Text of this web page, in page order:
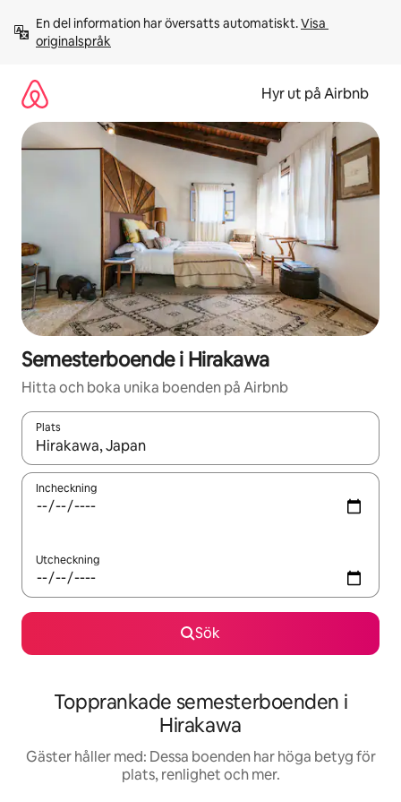
innehåll
En del information har översatts automatiskt. Visa
originalspråk
Hyr ut på Airbnb
Semesterboende i Hirakawa
Hitta och boka unika boenden på Airbnb
Plats
När resultaten är tillgängliga kan du navigera med upp- och
Incheckning
Utcheckning
Sök
Topprankade semesterboenden i
Hirakawa
Gäster håller med: Dessa boenden har höga betyg för
plats, renlighet och mer.